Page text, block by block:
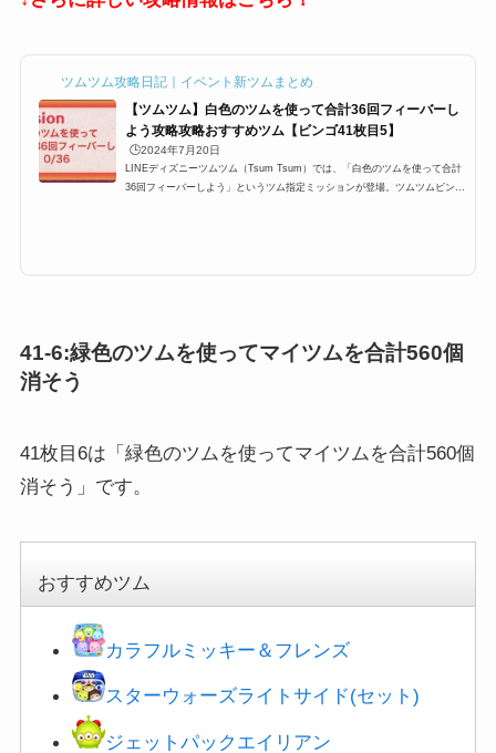
よう攻略攻略おすすめツム【ビンゴ41枚目5】
🕒️2024年7月20日
LINEディズニーツムツム（Tsum Tsum）では、「白色のツムを使って合計
36回フィーバーしよう」というツム指定ミッションが登場。ツムツムビンゴ
41枚目5(41-5)に登場するミッションですが、ここでは「白色のツムを使っ
41-6:緑色のツムを使ってマイツムを合計560個
消そう
41枚目6は「緑色のツムを使ってマイツムを合計560個
消そう」です。
おすすめツム
カラフルミッキー＆フレンズ
スターウォーズライトサイド(セット)
ジェットパックエイリアン